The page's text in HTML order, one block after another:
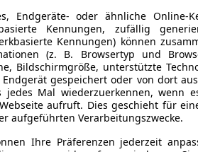
Endgeräte- oder ähnliche Online-
Kennungen, zufällig
Kennungen) können
(z. B. Browsertyp und
Bildschirmgröße, unterstützte
gespeichert oder von dort
jedes Mal wiederzuerkennen, wenn
aufruft. Dies geschieht für
aufgeführten Verarbeitungszwecke.
Ihre Präferenzen jederzeit